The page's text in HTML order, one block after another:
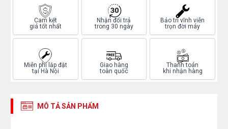
Cam kết
giá tốt nhất
Nhận đổi trả
trong 30 ngày
Bảo trì vĩnh viễn
trọn đời máy
Miễn phí lắp đặt
tại Hà Nội
Giao hàng
toàn quốc
Thanh toán
khi nhận hàng
MÔ TẢ SẢN PHẨM